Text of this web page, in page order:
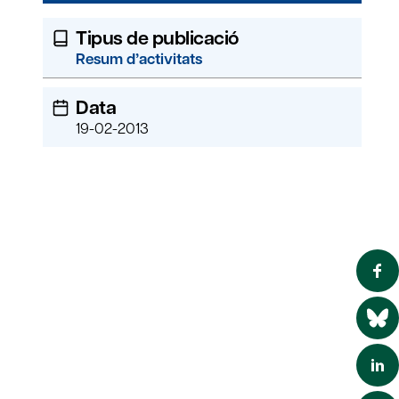
Tipus de publicació
Resum d’activitats
Data
19-02-2013